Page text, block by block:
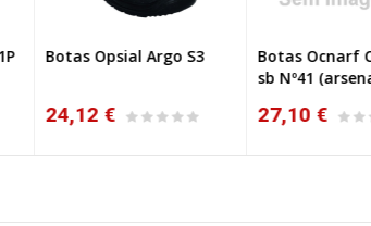
Botas Opsial Argo S3
24,12 €
Botas Ocnarf
sb Nº41 (arsenal)
27,10 €